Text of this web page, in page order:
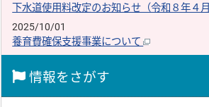
下水道使用料改定のお知らせ（令和８年４
2025/10/01
養育費確保支援事業について
情報をさがす